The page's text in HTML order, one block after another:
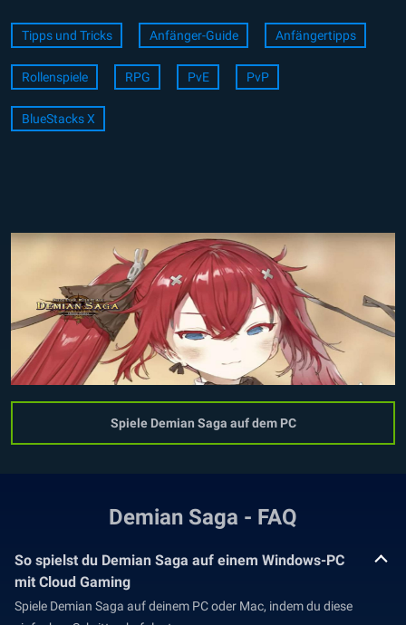
Tipps und Tricks Anfänger-Guide Anfängertipps
Rollenspiele RPG PvE PvP
BlueStacks X
Spiele Demian Saga auf dem PC
Demian Saga - FAQ
So spielst du Demian Saga auf einem Windows-PC
mit Cloud Gaming
Spiele Demian Saga auf deinem PC oder Mac, indem du diese